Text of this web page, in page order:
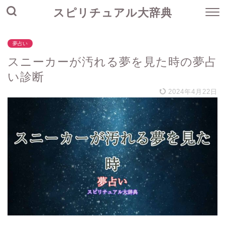
スピリチュアル大辞典
夢占い
スニーカーが汚れる夢を見た時の夢占
い診断
2024年4月22日